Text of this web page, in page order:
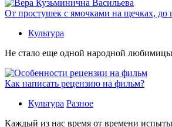
От простушек с ямочками на щечках, до
Культура
Не стало еще одной народной любимицы
Как написать рецензию на фильм?
Культура Разное
Каждый из нас время от времени